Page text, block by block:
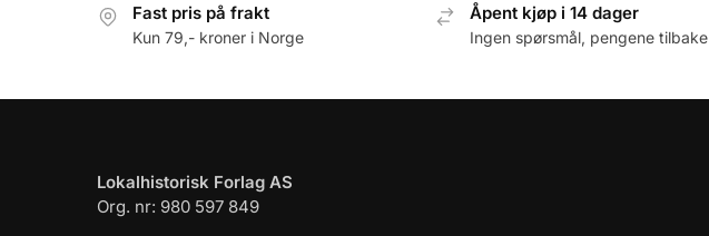
Fast pris på frakt
Kun 79,- kroner i Norge
Åpent kjøp i 14 dager
Ingen spørsmål, pengene tilbake
Lokalhistorisk Forlag AS
Org. nr: 980 597 849